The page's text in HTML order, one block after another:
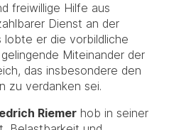
freiwillige Hilfe aus
Dienst an der
lobte er die vorbildliche
Miteinander der
das insbesondere den
zu verdanken sei.
Riemer hob in seiner